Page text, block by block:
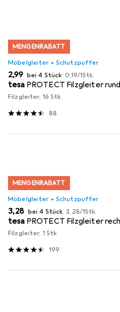
MENGENRABATT
Möbelgleiter + Schutzpuffer
EUR
2,99 bei 4 Stück EUR
0,19/1Stk.
tesa PROTECT Filzgleiter rund
Filzgleiter, 16 Stk.
88
MENGENRABATT
Möbelgleiter + Schutzpuffer
EUR
3,28 bei 4 Stück EUR
3,28/1Stk.
tesa PROTECT Filzgleiter
Filzgleiter, 1 Stk.
199